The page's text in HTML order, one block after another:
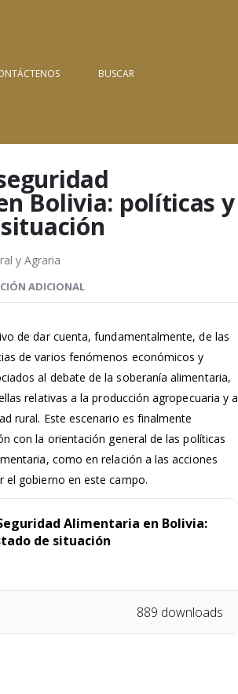
BUSCAR
Bolivia: políticas y
y Agraria
ADICIONAL
de dar cuenta, fundamentalmente, de las
de varios fenómenos económicos y
al debate de la soberanía alimentaria,
relativas a la producción agropecuaria y a
rural. Este escenario es finalmente
con la orientación general de las políticas
como en relación a las acciones
el gobierno en este campo.
Alimentaria en Bolivia:
de situación
889 downloads